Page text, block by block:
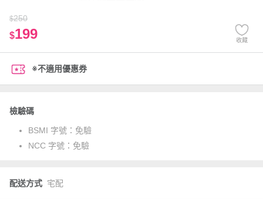
$250
$199 收藏
※不適用優惠券
檢驗碼
BSMI 字號： 免驗
NCC 字號： 免驗
配送方式 宅配